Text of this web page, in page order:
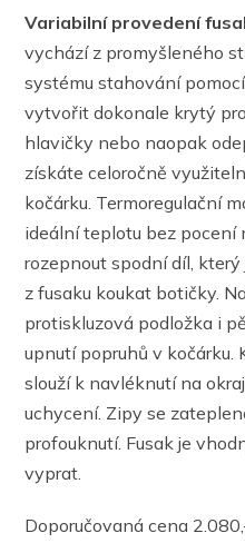
Variabilní provedení
vychází z promyšleného
systému stahování
vytvořit dokonale krytý
hlavičky nebo naopak
získáte celoročně
kočárku. Termoregulační
ideální teplotu bez pocení
rozepnout spodní díl,
z fusaku koukat botičky.
protiskluzová podložka i
upnutí popruhů v kočárku.
slouží k navléknutí na
uchycení. Zipy se
profouknutí. Fusak je
vyprat.
Doporučovaná cena